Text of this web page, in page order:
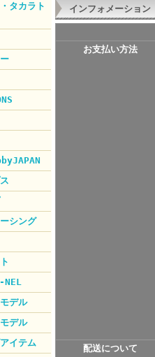
タカラト
シング
NEL
デル
デル
イテム
インフォメーション
お支払い方法
配送について